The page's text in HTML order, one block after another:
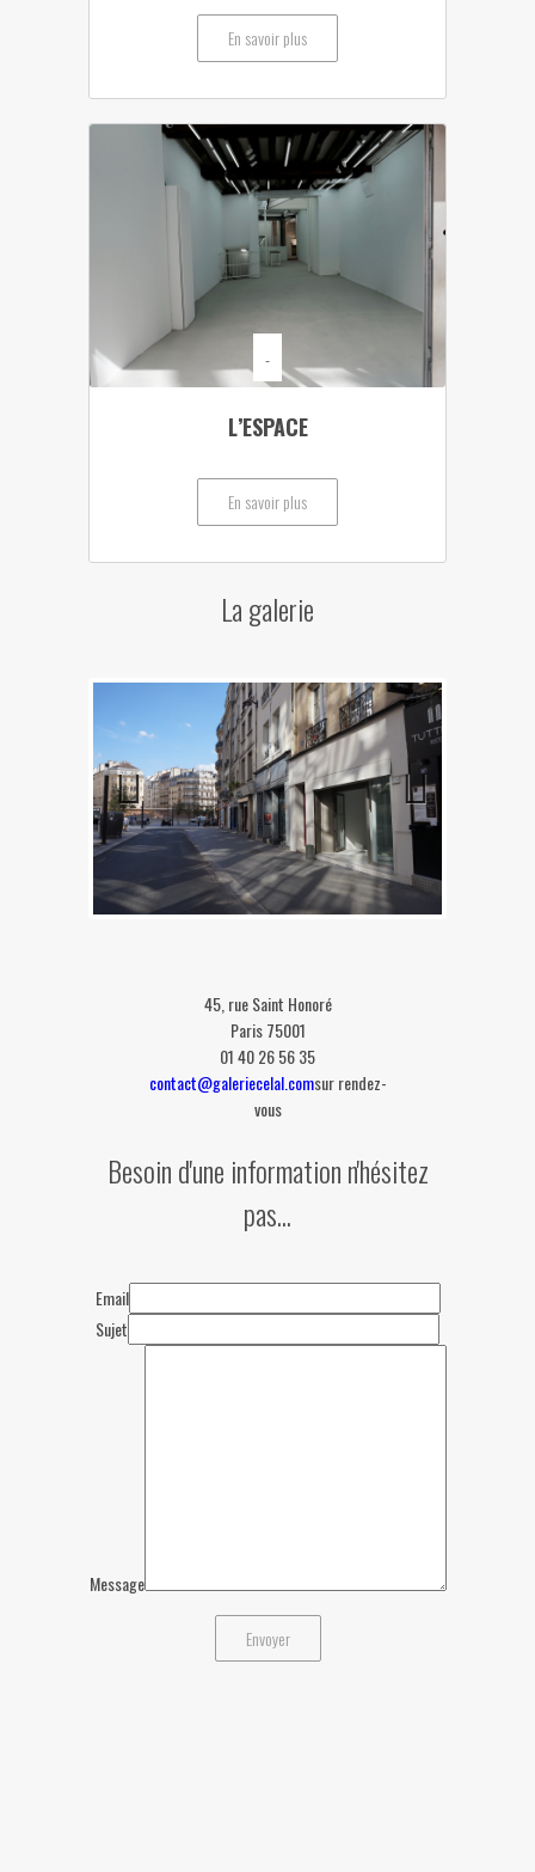
En savoir plus
-
L’ESPACE
En savoir plus
La galerie
45, rue Saint Honoré
Paris 75001
01 40 26 56 35
contact@galeriecelal.comsur rendez-
vous
correctly.
Do you own this website? OK
Besoin d'une information n'hésitez
pas...
Email
Sujet
Message